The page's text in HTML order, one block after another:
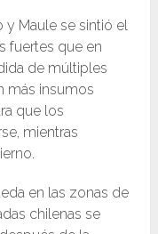
y Maule se sintió el
fuertes que en
de múltiples
más insumos
que los
mientras
en las zonas de
chilenas se